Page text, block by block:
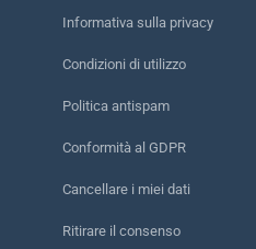
Informativa sulla privacy
Condizioni di utilizzo
Politica antispam
Conformità al GDPR
Cancellare i miei dati
Ritirare il consenso